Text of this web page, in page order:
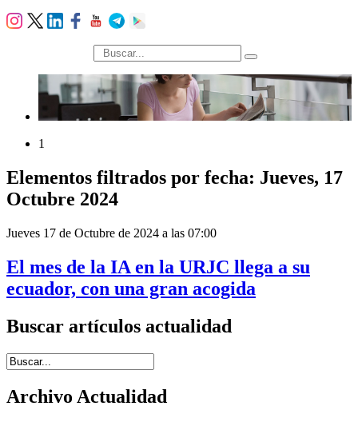
búsqueda
1
Elementos filtrados por fecha: Jueves, 17
Octubre 2024
Jueves 17 de Octubre de 2024 a las 07:00
El mes de la IA en la URJC llega a su
ecuador, con una gran acogida
Buscar artículos actualidad
Introduce términos de búsqueda
Archivo Actualidad